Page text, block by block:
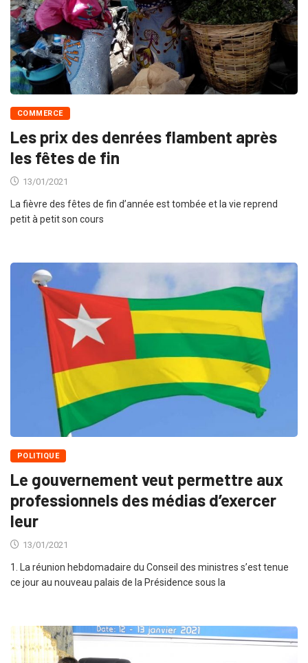
COMMERCE
Les prix des denrées flambent après
les fêtes de fin
13/01/2021
La fièvre des fêtes de fin d’année est tombée et la vie reprend
petit à petit son cours
POLITIQUE
Le gouvernement veut permettre aux
professionnels des médias d’exercer
leur
13/01/2021
1. La réunion hebdomadaire du Conseil des ministres s’est tenue
ce jour au nouveau palais de la Présidence sous la